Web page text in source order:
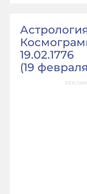
19.02.1776
(19